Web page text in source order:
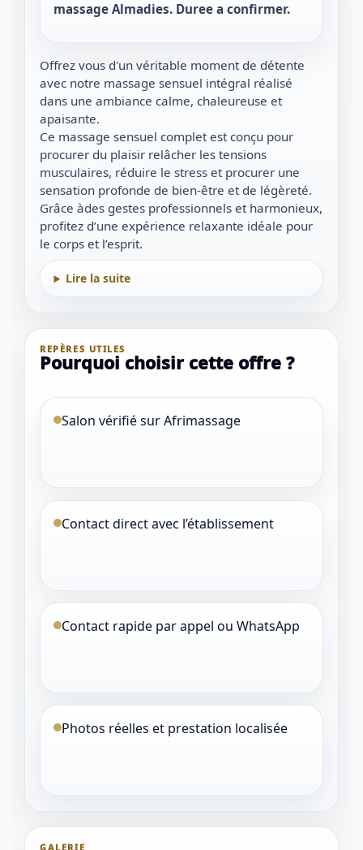
massage Almadies. Duree a confirmer.
Offrez vous d'un véritable moment de détente
avec notre massage sensuel intégral réalisé
dans une ambiance calme, chaleureuse et
apaisante.
Ce massage sensuel complet est conçu pour
procurer du plaisir relâcher les tensions
musculaires, réduire le stress et procurer une
sensation profonde de bien-être et de légèreté.
Grâce àdes gestes professionnels et harmonieux,
profitez d’une expérience relaxante idéale pour
le corps et l’esprit.
Lire la suite
REPÈRES UTILES
Pourquoi choisir cette offre ?
Salon vérifié sur Afrimassage
Contact direct avec l’établissement
Contact rapide par appel ou WhatsApp
Photos réelles et prestation localisée
GALERIE